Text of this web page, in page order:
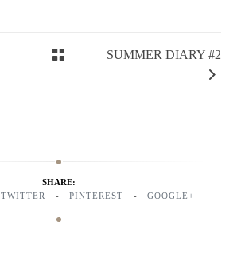
SUMMER DIARY #2
SHARE:
TWITTER PINTEREST GOOGLE+